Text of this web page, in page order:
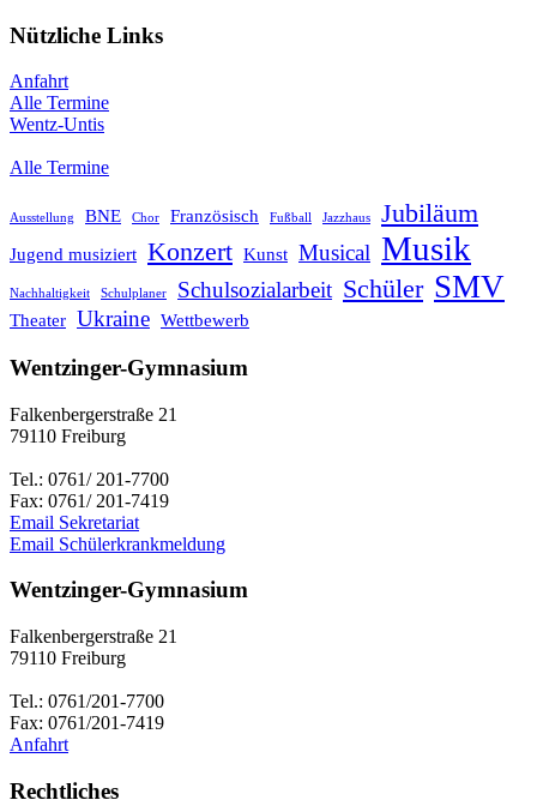
Nützliche Links
Anfahrt
Alle Termine
Wentz-Untis
Alle Termine
Ausstellung BNE Chor Französisch Fußball Jazzhaus Jubiläum
Jugend musiziert Konzert Kunst Musical Musik
Nachhaltigkeit Schulplaner Schulsozialarbeit Schüler SMV
Theater Ukraine Wettbewerb
Wentzinger-Gymnasium
Falkenbergerstraße 21
79110 Freiburg
Tel.: 0761/ 201-7700
Fax: 0761/ 201-7419
Email Sekretariat
Email Schülerkrankmeldung
Wentzinger-Gymnasium
Falkenbergerstraße 21
79110 Freiburg
Tel.: 0761/201-7700
Fax: 0761/201-7419
Anfahrt
Rechtliches